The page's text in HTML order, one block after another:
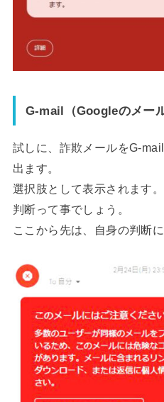
G-mail（Googleのメー
試しに、詐欺メールをG-
出ます。
選択肢として表示されます
判断って事でしょう。
ここから先は、自身の判断に